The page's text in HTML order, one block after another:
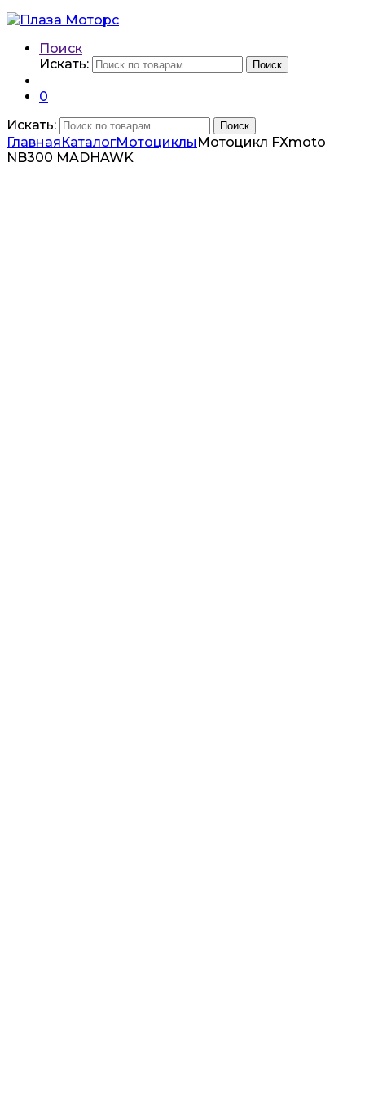
Поиск
Искать:
Поиск
0
Искать:
Поиск
ГлавнаяКаталогМотоциклы Мотоцикл FXmoto
NB300 MADHAWK